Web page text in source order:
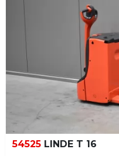
54525 LINDE T 16